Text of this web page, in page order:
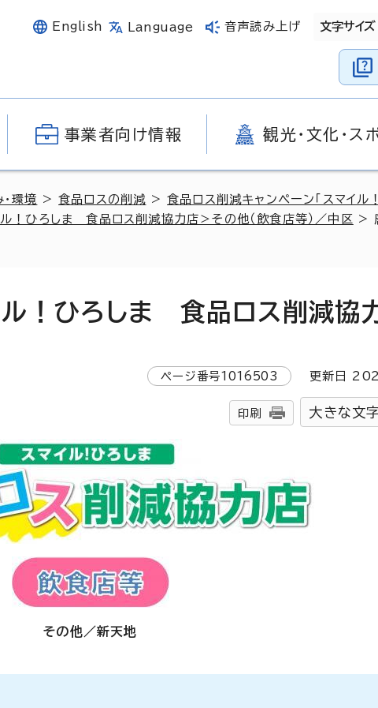
English Language 音声読み上げ 文字サイズ
事業者向け情報 観光・文化・ス
・環境 >食品ロスの削減 >食品ロス削減キャンペーン「スマイル
ル！ひろしま 食品ロス削減協力店＞その他（飲食店等）／中区
>
！ひろしま 食品ロス削減協
ページ番号1016503 更新日
印刷 大きな文
その他／新天地